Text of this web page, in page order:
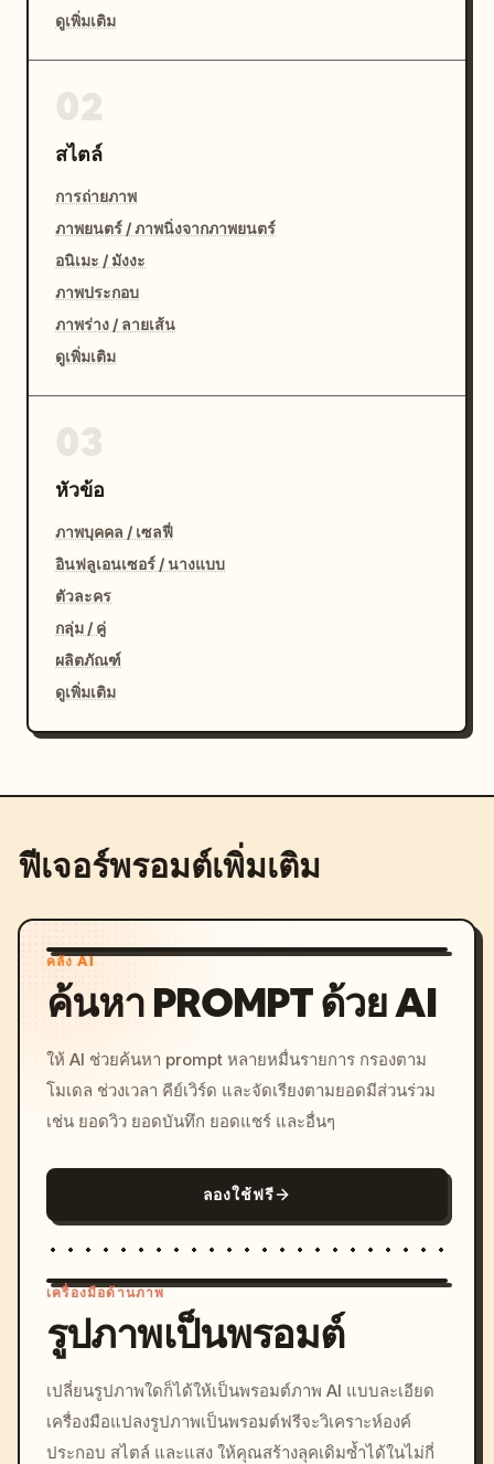
ดูเพิ่มเติม
สไตล์
การถ่ายภาพ
ภาพยนตร์ / ภาพนิ่งจากภาพยนตร์
อนิเมะ / มังงะ
ภาพประกอบ
ภาพร่าง / ลายเส้น
ดูเพิ่มเติม
หัวข้อ
ภาพบุคคล / เซลฟี่
อินฟลูเอนเซอร์ / นางแบบ
ตัวละคร
กลุ่ม / คู่
ผลิตภัณฑ์
ดูเพิ่มเติม
ฟีเจอร์พรอมต์เพิ่มเติม
คลัง AI
ค้นหา PROMPT ด้วย AI
ให้ AI ช่วยค้นหา prompt หลายหมื่นรายการ กรองตาม
โมเดล ช่วงเวลา คีย์เวิร์ด และจัดเรียงตามยอดมีส่วนร่วม
เช่น ยอดวิว ยอดบันทึก ยอดแชร์ และอื่นๆ
ลองใช้ฟรี
c, cyberpunk sunset, neon
colors, 8k --v 6.0
เครื่องมือด้านภาพ
รูปภาพเป็นพรอมต์
เปลี่ยนรูปภาพใดก็ได้ให้เป็นพรอมต์ภาพ AI แบบละเอียด
เครื่องมือแปลงรูปภาพเป็นพรอมต์ฟรีจะวิเคราะห์องค์
ประกอบ สไตล์ และแสง ให้คุณสร้างลุคเดิมซ้ำได้ในไม่กี่